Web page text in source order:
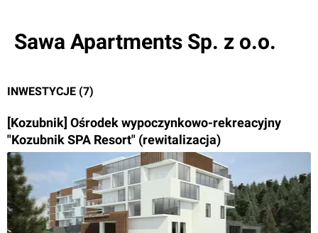
Sawa Apartments Sp. z o.o.
INWESTYCJE (7)
[Kozubnik] Ośrodek wypoczynkowo-rekreacyjny
"Kozubnik SPA Resort" (rewitalizacja)